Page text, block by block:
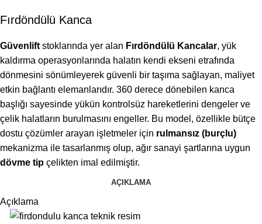
Fırdöndülü Kanca
Güvenlift stoklarında yer alan Fırdöndülü Kancalar, yük
kaldırma operasyonlarında halatın kendi ekseni etrafında
dönmesini sönümleyerek güvenli bir taşıma sağlayan, maliyet
etkin bağlantı elemanlarıdır. 360 derece dönebilen kanca
başlığı sayesinde yükün kontrolsüz hareketlerini dengeler ve
çelik halatların burulmasını engeller. Bu model, özellikle bütçe
dostu çözümler arayan işletmeler için rulmansız (burçlu)
mekanizma ile tasarlanmış olup, ağır sanayi şartlarına uygun
dövme tip çelikten imal edilmiştir.
AÇIKLAMA
Açıklama